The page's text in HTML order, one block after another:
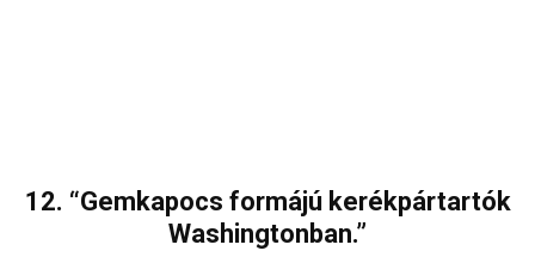
12. “Gemkapocs formájú kerékpártartók
Washingtonban.”